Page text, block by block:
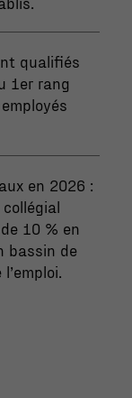
qualifiés
1er rang
en 2026 :
10 % en
bassin de